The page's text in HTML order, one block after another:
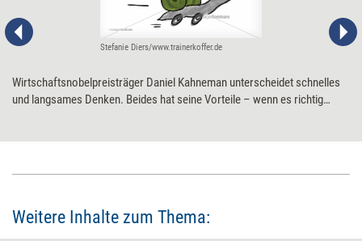
Stefanie Diers/www.trainerkoffer.de
Wirtschaftsnobelpreisträger Daniel Kahneman unterscheidet schnelles
und langsames Denken. Beides hat seine Vorteile – wenn es richtig
Weitere Inhalte zum Thema: